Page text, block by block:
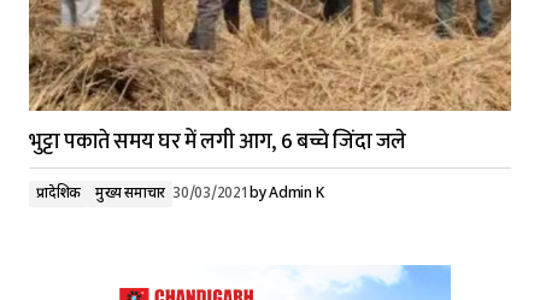
भुट्टा पकाते समय घर में लगी आग, 6 बच्चे जिंदा जले
प्रादेशिक मुख्य समाचार 30/03/2021byAdmin K